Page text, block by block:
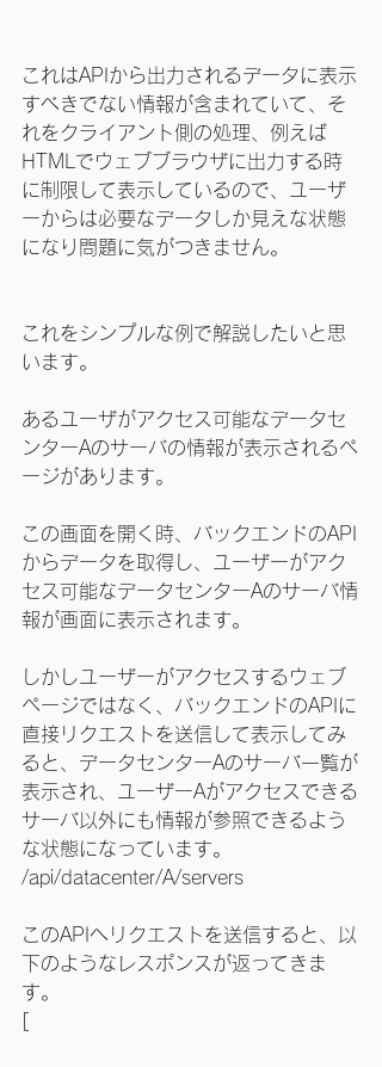
これはAPIから出力されるデータに表示
すべきでない情報が含まれていて、そ
れをクライアント側の処理、例えば
HTMLでウェブブラウザに出力する時
に制限して表示しているので、ユーザ
ーからは必要なデータしか見えな状態
になり問題に気がつきません。
これをシンプルな例で解説したいと思
います。
あるユーザがアクセス可能なデータセ
ンターAのサーバの情報が表示されるペ
ージがあります。
この画面を開く時、バックエンドのAPI
からデータを取得し、ユーザーがアク
セス可能なデータセンターAのサーバ情
報が画面に表示されます。
しかしユーザーがアクセスするウェブ
ページではなく、バックエンドのAPIに
直接リクエストを送信して表示してみ
ると、データセンターAのサーバ一覧が
表示され、ユーザーAがアクセスできる
サーバ以外にも情報が参照できるよう
な状態になっています。
/api/datacenter/A/servers
このAPIへリクエストを送信すると、以
下のようなレスポンスが返ってきま
す。